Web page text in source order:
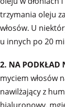
trzymania oleju
włosów. U
u innych po 20
2. NA PODKŁAD
myciem włosów
nawilżający z